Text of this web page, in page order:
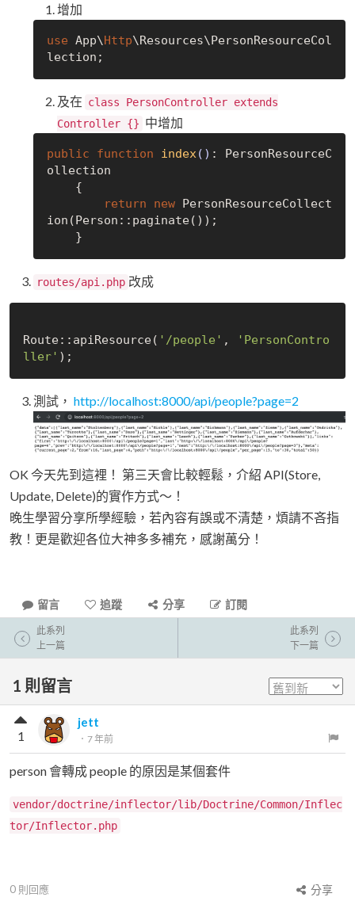
增加
use App\Http\Resources\PersonResourceCol
及在 class PersonController extends
Controller {} 中增加
public function index() : PersonResourceC
ollection
{
return
new PersonResourceCollect
ion(Person::paginate());
routes/api.php 改成
Route::apiResource( '/people' ,
'PersonContro
ller'
測試， http://localhost:8000/api/people?page=2
OK 今天先到這裡！ 第三天會比較輕鬆，介紹 API(Store,
Update, Delete)的實作方式～！
晚生學習分享所學經驗，若內容有誤或不清楚，煩請不吝指
教！更是歡迎各位大神多多補充，感謝萬分！
留言 追蹤 分享 訂閱
此系列
上一篇
此系列
下一篇
1 則留言
jett
． 7 年前
1
person 會轉成 people 的原因是某個套件
vendor/doctrine/inflector/lib/Doctrine/Common/Inflec
tor/Inflector.php
0 則回應 分享